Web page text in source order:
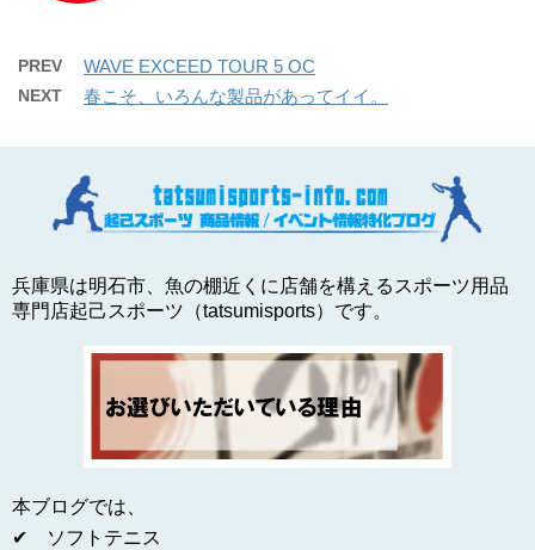
PREV WAVE EXCEED TOUR 5 OC
NEXT 春こそ、いろんな製品があってイイ。
兵庫県は明石市、魚の棚近くに店舗を構えるスポーツ用品
専門店起己スポーツ（tatsumisports）です。
本ブログでは、
✔ ソフトテニス